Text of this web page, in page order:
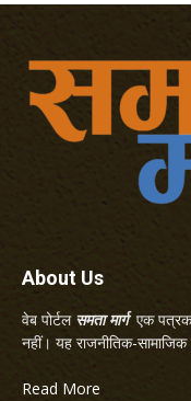
About Us
वेब पोर्टल समता मार्गएक
नहीं। यह राजनीतिक-
Read More